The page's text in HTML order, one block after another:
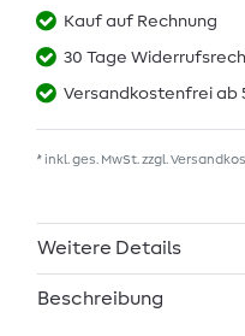
Kauf auf Rechnung
30 Tage
Versandkostenfrei ab
* inkl. ges. MwSt. zzgl.
Weitere Details
Beschreibung